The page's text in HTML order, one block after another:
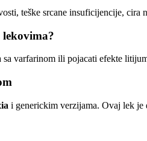
teške srcane insuficijencije,
varfarinom ili pojacati efekte
i generickim verzijama. Ovaj lek je